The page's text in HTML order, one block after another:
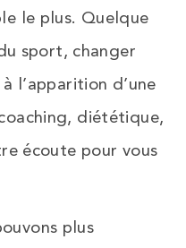
le plus. Quelque
sport, changer
l’apparition d’une
diététique,
écoute pour vous
plus